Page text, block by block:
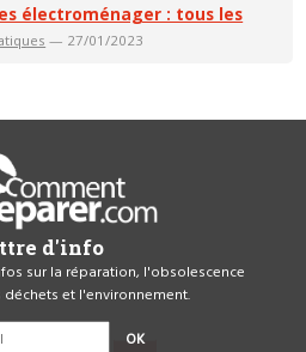
électroménager : tous les
— 27/01/2023
d'info
sur la réparation, l'obsolescence
et l'environnement.
OK